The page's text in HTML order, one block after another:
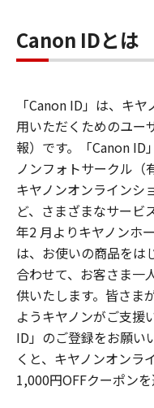
Canon IDとは
「Canon ID」は、キ
用いただくためのユー
報）です。「Canon ID
ノンフォトサークル（
キヤノンオンラインシ
ど、さまざまなサービ
年2 月よりキヤノンホ
は、お使いの商品をは
合わせて、お客さま一
供いたします。皆さま
ようキヤノンがご支援
ID」のご登録をお願い
くと、キヤノンオンラ
1,000円OFFクーポンを